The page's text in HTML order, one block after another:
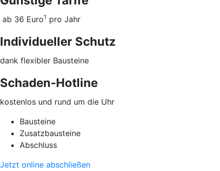
ab 36 Euro1 pro Jahr
Individueller Schutz
dank flexibler Bausteine
Schaden-Hotline
kostenlos und rund um die Uhr
Bausteine
Zusatzbausteine
Abschluss
Jetzt online abschließen